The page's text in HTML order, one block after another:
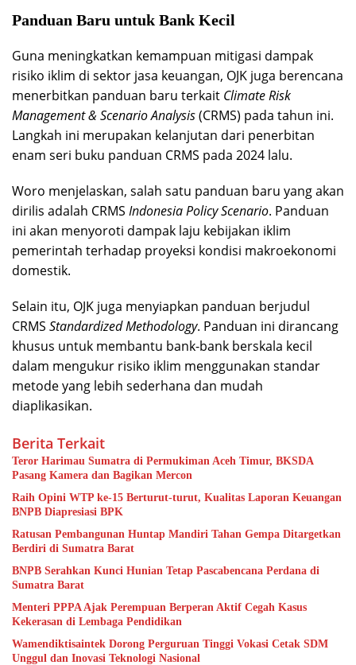
Panduan Baru untuk Bank Kecil
Guna meningkatkan kemampuan mitigasi dampak
risiko iklim di sektor jasa keuangan, OJK juga berencana
menerbitkan panduan baru terkait Climate Risk
Management & Scenario Analysis(CRMS) pada tahun ini.
Langkah ini merupakan kelanjutan dari penerbitan
enam seri buku panduan CRMS pada 2024 lalu.
Woro menjelaskan, salah satu panduan baru yang akan
dirilis adalah CRMS Indonesia Policy Scenario. Panduan
ini akan menyoroti dampak laju kebijakan iklim
pemerintah terhadap proyeksi kondisi makroekonomi
domestik.
Selain itu, OJK juga menyiapkan panduan berjudul
CRMS Standardized Methodology. Panduan ini dirancang
khusus untuk membantu bank-bank berskala kecil
dalam mengukur risiko iklim menggunakan standar
metode yang lebih sederhana dan mudah
diaplikasikan.
Berita Terkait
Teror Harimau Sumatra di Permukiman Aceh Timur, BKSDA
Pasang Kamera dan Bagikan Mercon
Raih Opini WTP ke-15 Berturut-turut, Kualitas Laporan Keuangan
BNPB Diapresiasi BPK
Ratusan Pembangunan Huntap Mandiri Tahan Gempa Ditargetkan
Berdiri di Sumatra Barat
BNPB Serahkan Kunci Hunian Tetap Pascabencana Perdana di
Sumatra Barat
Menteri PPPA Ajak Perempuan Berperan Aktif Cegah Kasus
Kekerasan di Lembaga Pendidikan
Wamendiktisaintek Dorong Perguruan Tinggi Vokasi Cetak SDM
Unggul dan Inovasi Teknologi Nasional